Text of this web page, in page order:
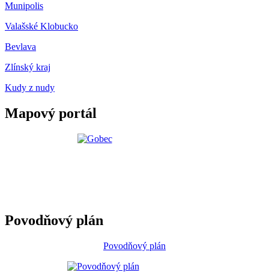
Munipolis
Valašské Klobucko
Bevlava
Zlínský kraj
Kudy z nudy
Mapový portál
Povodňový plán
Povodňový plán